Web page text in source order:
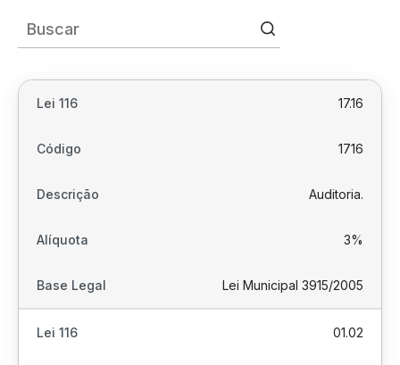
17.16
1716
Auditoria.
3%
Lei Municipal 3915/2005
01.02